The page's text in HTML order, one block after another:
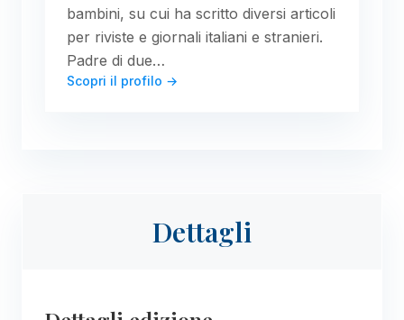
bambini, su cui ha scritto diversi articoli
per riviste e giornali italiani e stranieri.
Padre di due…
Scopri il profilo →
Dettagli